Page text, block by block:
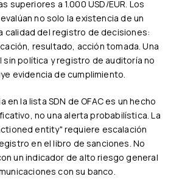
superiores a 1.000 USD/EUR. Los
no solo la existencia de un
calidad del registro de decisiones:
resultado, acción tomada. Una
sin política y registro de auditoría no
evidencia de cumplimiento.
no una alerta probabilística. La
entity" requiere escalación
en el libro de sanciones. No
un indicador de alto riesgo general
con su banco.